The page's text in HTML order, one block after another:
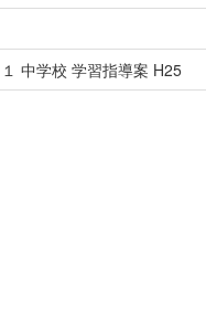
中学校 学習指導案 H25